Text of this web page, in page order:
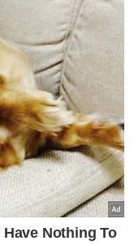
imej
atas penafian
apabila
memulihkan
perolehan
dasar
diurus